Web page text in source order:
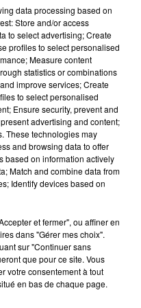
data processing based on
Store and/or access
to select advertising; Create
profiles to select personalised
Measure content
statistics or combinations
improve services; Create
to select personalised
Ensure security, prevent and
advertising and content;
These technologies may
and browsing data to offer
based on information actively
Match and combine data from
Identify devices based on
et fermer", ou affiner en
dans "Gérer mes choix".
sur "Continuer sans
que pour ce site. Vous
votre consentement à tout
en bas de chaque page.